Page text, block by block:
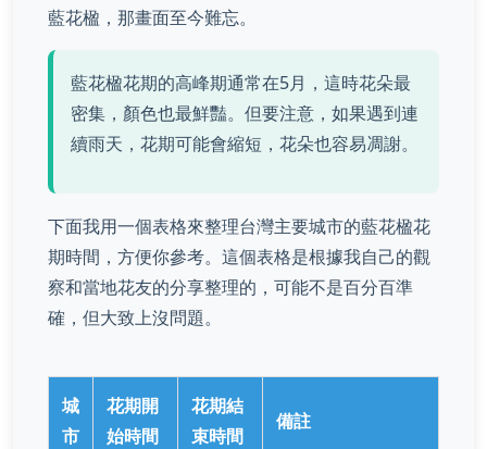
藍花楹，那畫面至今難忘。
藍花楹花期的高峰期通常在5月，這時花朵最
密集，顏色也最鮮豔。但要注意，如果遇到連
續雨天，花期可能會縮短，花朵也容易凋謝。
下面我用一個表格來整理台灣主要城市的藍花楹花
期時間，方便你參考。這個表格是根據我自己的觀
察和當地花友的分享整理的，可能不是百分百準
確，但大致上沒問題。
城
市
花期開
始時間
花期結
束時間
備註